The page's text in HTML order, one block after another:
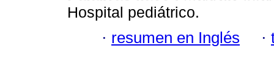
Hospital pediátrico.
· resumen en Inglés ·